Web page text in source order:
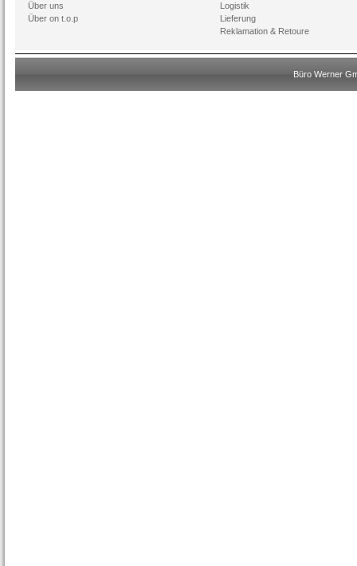
Über uns
Über on t.o.p
Logistik
Lieferung
Reklamation & Retoure
Büro Werner